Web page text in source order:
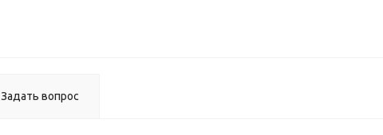
Задать вопрос